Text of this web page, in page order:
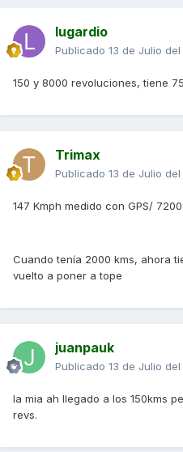
lugardio
Publicado 13 de Julio del
150 y 8000 revoluciones, tiene
Trimax
Publicado 13 de Julio del
147 Kmph medido con GPS/
Cuando tenía 2000 kms, ahora
vuelto a poner a tope
juanpauk
Publicado 13 de Julio del
la mia ah llegado a los 150kms
revs.